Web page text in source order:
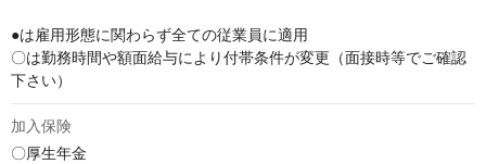
●は雇用形態に関わらず全ての従業員に適用
〇は勤務時間や額面給与により付帯条件が変更（面接時等でご確認
下さい）
加入保険
〇厚生年金